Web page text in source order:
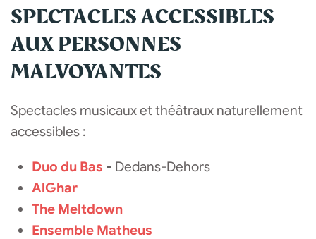
SPECTACLES ACCESSIBLES
AUX PERSONNES
MALVOYANTES
Spectacles musicaux et théâtraux naturellement
accessibles :
Duo du Bas - Dedans-Dehors
AlGhar
The Meltdown
Ensemble Matheus